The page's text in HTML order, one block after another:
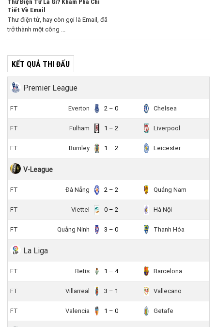
Thư Điện Tử Là Gì? Khám Phá Chi
Tiết Về Email
Thư điện tử, hay còn gọi là Email, đã
trở thành một công ...
KẾT QUẢ THI ĐẤU
Premier League
FT Everton 2 – 0 Chelsea
FT Fulham 1 – 2 Liverpool
FT Burnley 1 – 2 Leicester
V-League
FT Đà Nẵng 2 – 2 Quảng Nam
FT Viettel 0 – 2 Hà Nội
FT Quảng Ninh 3 – 0 Thanh Hóa
La Liga
FT Betis 1 – 4 Barcelona
FT Villarreal 3 – 1 Vallecano
FT Valencia 1 – 0 Getafe